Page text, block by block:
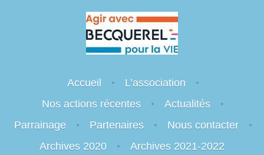
Agir avec Becquerel pour la Vie
Accueil
L’association
Nos actions récentes
Actualités
Parrainage
Partenaires
Nous contacter
Archives 2020
Archives 2021-2022